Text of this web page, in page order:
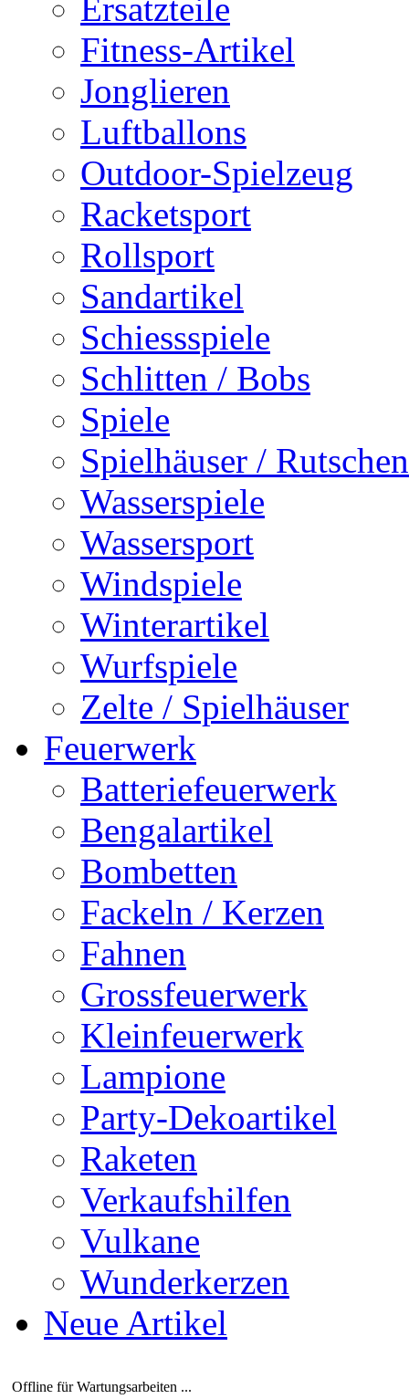
Ersatzteile
Fitness-Artikel
Jonglieren
Luftballons
Outdoor-Spielzeug
Racketsport
Rollsport
Sandartikel
Schiessspiele
Schlitten / Bobs
Spiele
Spielhäuser / Rutschen
Wasserspiele
Wassersport
Windspiele
Winterartikel
Wurfspiele
Zelte / Spielhäuser
Feuerwerk
Batteriefeuerwerk
Bengalartikel
Bombetten
Fackeln / Kerzen
Fahnen
Grossfeuerwerk
Kleinfeuerwerk
Lampione
Party-Dekoartikel
Raketen
Verkaufshilfen
Vulkane
Wunderkerzen
Neue Artikel
Offline für Wartungsarbeiten ...